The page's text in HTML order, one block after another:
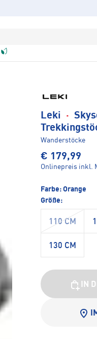
Leki ·
Wanderstöcke
€ 179,99
Onlinepreis inkl.
Farbe: Orange
Größe:
110 CM
130 CM
IN